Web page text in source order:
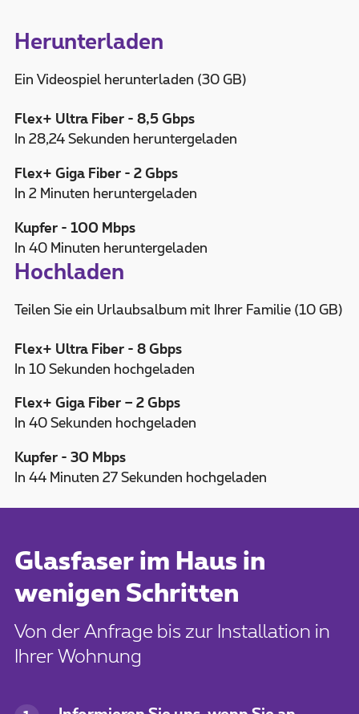
Herunterladen
Ein Videospiel herunterladen (30 GB)
Flex+ Ultra Fiber - 8,5 Gbps
In 28,24 Sekunden heruntergeladen
Flex+ Giga Fiber - 2 Gbps
In 2 Minuten heruntergeladen
Kupfer - 100 Mbps
In 40 Minuten heruntergeladen
Hochladen
Teilen Sie ein Urlaubsalbum mit Ihrer Familie (10 GB)
Flex+ Ultra Fiber - 8 Gbps
In 10 Sekunden hochgeladen
Flex+ Giga Fiber – 2 Gbps
In 40 Sekunden hochgeladen
Kupfer - 30 Mbps
In 44 Minuten 27 Sekunden hochgeladen
Glasfaser im Haus in
wenigen Schritten
Von der Anfrage bis zur Installation in
Ihrer Wohnung